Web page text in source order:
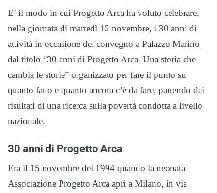
E’ il modo in cui Progetto Arca ha voluto celebrare,
nella giornata di martedì 12 novembre, i 30 anni di
attività in occasione del convegno a Palazzo Marino
dal titolo “30 anni di Progetto Arca. Una storia che
cambia le storie” organizzato per fare il punto su
quanto fatto e quanto ancora c’è da fare, partendo dai
risultati di una ricerca sulla povertà condotta a livello
nazionale.
30 anni di Progetto Arca
Era il 15 novembre del 1994 quando la neonata
Associazione Progetto Arca aprì a Milano, in via